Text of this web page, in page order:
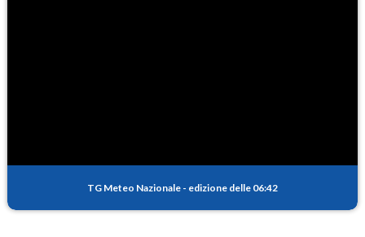
TG Meteo Nazionale - edizione delle 06:42